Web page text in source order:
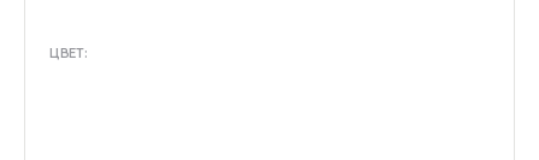
ЦВЕТ: